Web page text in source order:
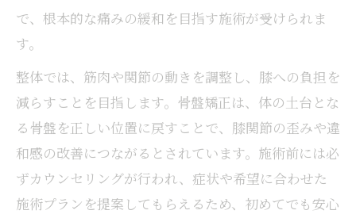
で、根本的な痛みの緩和を目指す施術が受けられま
す。
整体では、筋肉や関節の動きを調整し、膝への負担を
減らすことを目指します。骨盤矯正は、体の土台とな
る骨盤を正しい位置に戻すことで、膝関節の歪みや違
和感の改善につながるとされています。施術前には必
ずカウンセリングが行われ、症状や希望に合わせた
施術プランを提案してもらえるため、初めてでも安心